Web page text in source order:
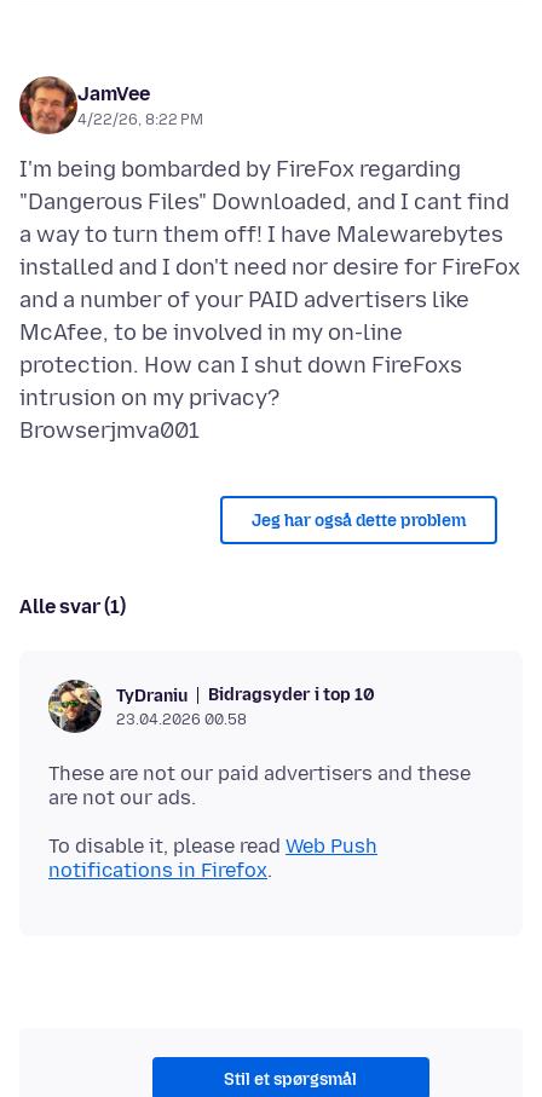
JamVee
4/22/26, 8:22 PM
I'm being bombarded by FireFox regarding
"Dangerous Files" Downloaded, and I cant find
a way to turn them off! I have Malewarebytes
installed and I don't need nor desire for FireFox
and a number of your PAID advertisers like
McAfee, to be involved in my on-line
protection. How can I shut down FireFoxs
intrusion on my privacy?
Jeg har også dette problem
Alle svar (1)
TyDraniu Bidragsyder i top 10
23.04.2026 00.58
These are not our paid advertisers and these
To disable it, please read Web Push
notifications in Firefox
Stil et spørgsmål